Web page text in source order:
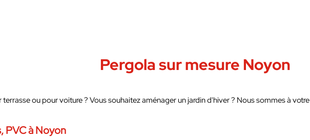
Pergola sur mesure Noyon
ou pour voiture ? Vous souhaitez aménager un jardin d'hiver ? Nous sommes à
PVC à Noyon